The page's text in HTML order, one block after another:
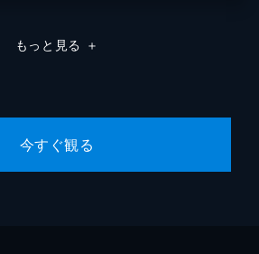
もっと見る ＋
今すぐ観る